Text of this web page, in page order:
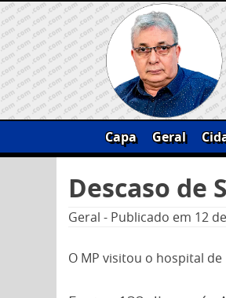
Skip
to
content
Capa Geral
por:
Descaso de
Geral - Publicado em 12
O MP visitou o hospital